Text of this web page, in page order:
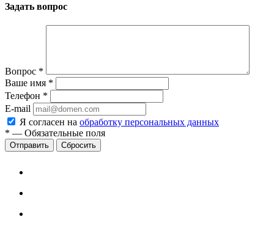
Задать вопрос
Вопрос *
Ваше имя *
Телефон *
E-mail
Я согласен на обработку персональных данных
* — Обязательные поля
Сбросить